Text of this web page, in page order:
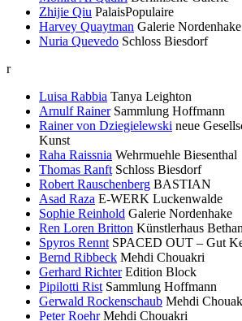
Zhijie Qiu PalaisPopulaire
Harvey Quaytman Galerie Nordenhake
Nuria Quevedo Schloss Biesdorf
r
Luisa Rabbia Tanya Leighton
Arnulf Rainer Sammlung Hoffmann
Rainer von Dziegielewski neue
Kunst
Raha Raissnia Wehrmuehle Biesenthal
Thomas Ranft Schloss Biesdorf
Robert Rauschenberg BASTIAN
Asad Raza E-WERK Luckenwalde
Sophie Reinhold Galerie Nordenhake
Ren Loren Britton Künstlerhaus
Spyros Rennt SPACED OUT – Gut
Bernd Ribbeck Mehdi Chouakri
Gerhard Richter Edition Block
Pipilotti Rist Sammlung Hoffmann
Gerwald Rockenschaub Mehdi
Peter Roehr Mehdi Chouakri